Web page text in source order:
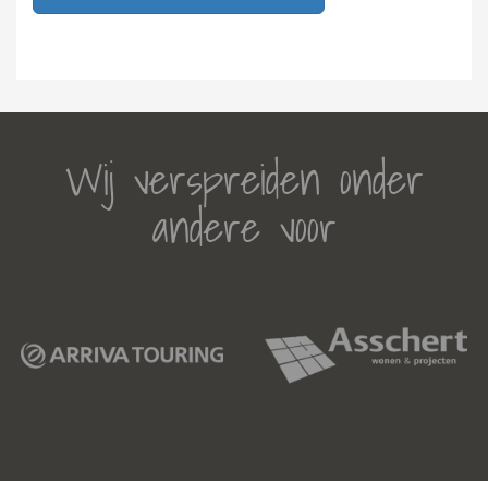
Wij verspreiden onder
andere voor